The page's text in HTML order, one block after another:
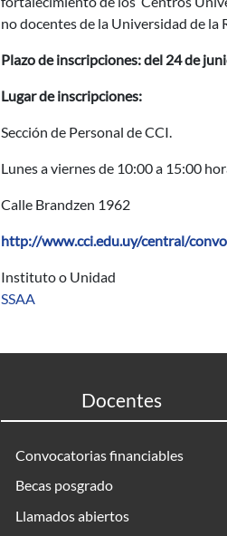
no docentes de la Universidad de
Plazo de inscripciones: del 24 de
Lugar de inscripciones:
Sección de Personal de CCI.
Lunes a viernes de 10:00 a 15:00
Calle Brandzen 1962
http://www.cci.edu.uy/central/
Instituto o Unidad
SSAA
Docentes
Convocatorias financiables
Becas posgrado
Llamados abiertos